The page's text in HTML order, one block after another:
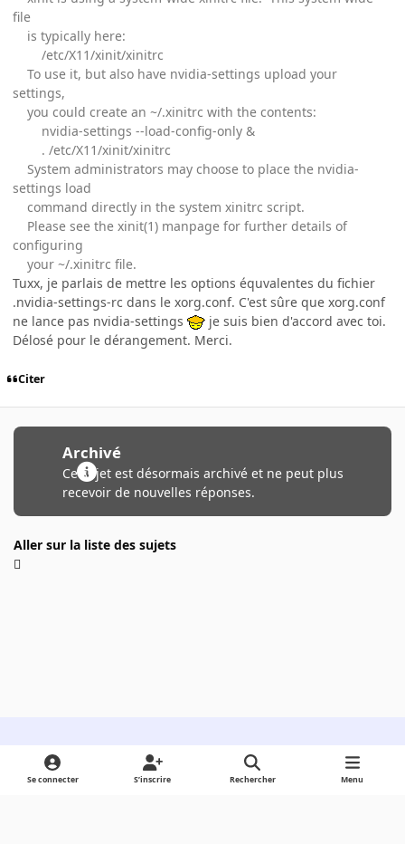
file
is typically here:
/etc/X11/xinit/xinitrc
To use it, but also have nvidia-settings upload your
settings,
you could create an ~/.xinitrc with the contents:
nvidia-settings --load-config-only &
. /etc/X11/xinit/xinitrc
System administrators may choose to place the nvidia-
settings load
command directly in the system xinitrc script.
Please see the xinit(1) manpage for further details of
configuring
your ~/.xinitrc file.
Tuxx, je parlais de mettre les options équvalentes du fichier
.nvidia-settings-rc dans le xorg.conf. C'est sûre que xorg.conf
ne lance pas nvidia-settings
je suis bien d'accord avec toi.
Délosé pour le dérangement. Merci.
Citer
Archivé
Ce sujet est désormais archivé et ne peut plus
recevoir de nouvelles réponses.
Aller sur la liste des sujets
Light ModeDark ModeSystem Preference
Se connecter S’inscrire Rechercher Menu